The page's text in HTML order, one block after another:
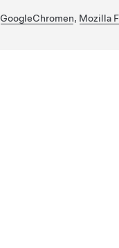
GoogleChromen, Mozilla